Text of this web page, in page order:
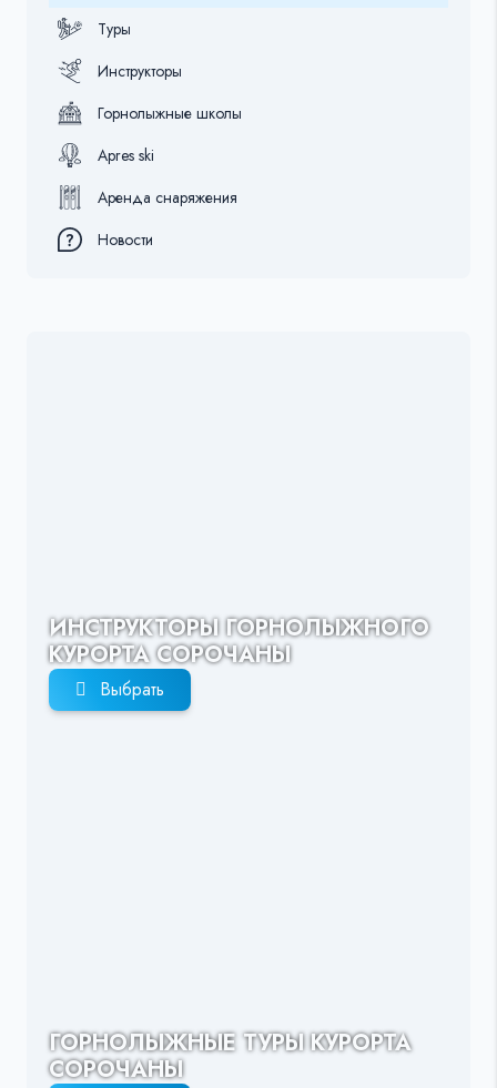
Туры
Инструкторы
Горнолыжные школы
Apres ski
Аренда снаряжения
Новости
ИНСТРУКТОРЫ ГОРНОЛЫЖНОГО
КУРОРТА СОРОЧАНЫ
Выбрать
ГОРНОЛЫЖНЫЕ ТУРЫ КУРОРТА
СОРОЧАНЫ